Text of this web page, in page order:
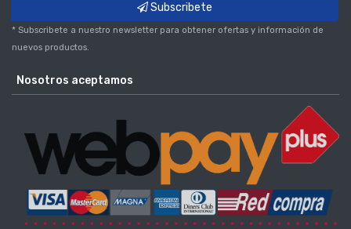
Subscribete
* Subscribete a nuestro newsletter para obtener ofertas y información de
nuevos productos.
Nosotros aceptamos